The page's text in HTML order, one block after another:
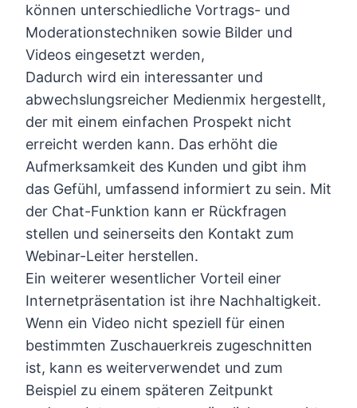
können unterschiedliche Vortrags- und
Moderationstechniken sowie Bilder und
Videos eingesetzt werden,
Dadurch wird ein interessanter und
abwechslungsreicher Medienmix hergestellt,
der mit einem einfachen Prospekt nicht
erreicht werden kann. Das erhöht die
Aufmerksamkeit des Kunden und gibt ihm
das Gefühl, umfassend informiert zu sein. Mit
der Chat-Funktion kann er Rückfragen
stellen und seinerseits den Kontakt zum
Webinar-Leiter herstellen.
Ein weiterer wesentlicher Vorteil einer
Internetpräsentation ist ihre Nachhaltigkeit.
Wenn ein Video nicht speziell für einen
bestimmten Zuschauerkreis zugeschnitten
ist, kann es weiterverwendet und zum
Beispiel zu einem späteren Zeitpunkt